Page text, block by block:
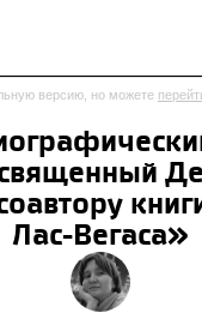
Интерьер
Анонсы конкурсов
Исследование
Результаты
Архитектура
в России
версию, но можете
Лас-Вегаса»